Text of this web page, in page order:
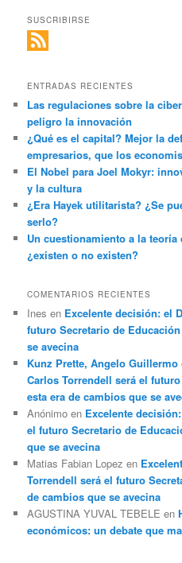
SUSCRIBIRSE
ENTRADAS RECIENTES
Las regulaciones sobre la
peligro la innovación
¿Qué es el capital? Mejor la
empresarios, que los
El Nobel para Joel Mokyr:
y la cultura
¿Era Hayek utilitarista? ¿Se
serlo?
Un cuestionamiento a la
¿existen o no existen?
COMENTARIOS RECIENTES
Ines en Excelente decisión: el
futuro Secretario de
se avecina
Kunz Prette, Angelo Guillermo
Carlos Torrendell será el
esta era de cambios que se
Anónimo en Excelente
el futuro Secretario de
que se avecina
Matias Fabian Lopez en
Torrendell será el futuro
de cambios que se avecina
AGUSTINA YUVAL TEBELE en
económicos: un debate que